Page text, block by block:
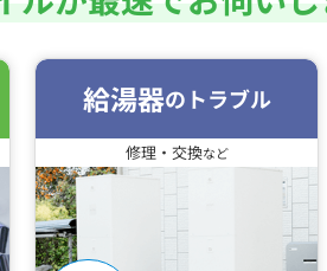
給湯器のトラブル
修理・交換など